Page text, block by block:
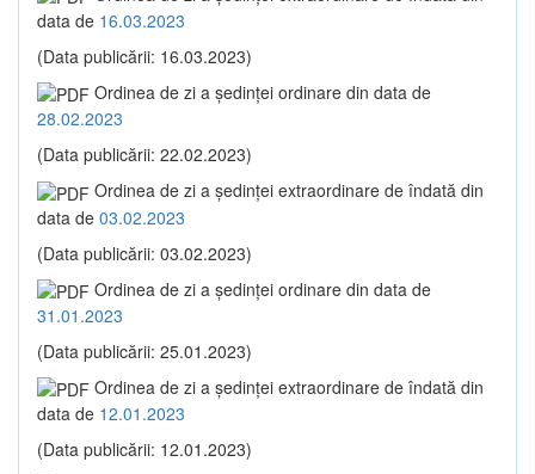
data de 16.03.2023
(Data publicării: 16.03.2023)
Ordinea de zi a şedinţei ordinare din data de
28.02.2023
(Data publicării: 22.02.2023)
Ordinea de zi a şedinţei extraordinare de îndată din
data de 03.02.2023
(Data publicării: 03.02.2023)
Ordinea de zi a şedinţei ordinare din data de
31.01.2023
(Data publicării: 25.01.2023)
Ordinea de zi a şedinţei extraordinare de îndată din
data de 12.01.2023
(Data publicării: 12.01.2023)